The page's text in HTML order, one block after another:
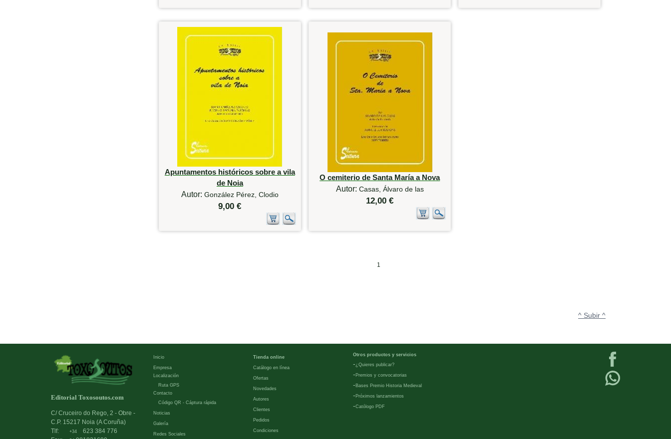
Apuntamentos históricos sobre a vila
de Noia
Autor: González Pérez, Clodio
9,00 €
O cemiterio de Santa María a Nova
Autor: Casas, Álvaro de las
12,00 €
1
^ Subir ^
Editorial Toxosoutos.com
C/ Cruceiro do Rego, 2 - Obre -
C.P. 15217 Noia (A Coruña)
Tlf:
+34
623 384 776
Inicio
Empresa
Localización
Ruta GPS
Contacto
Código QR - Cáptura rápida
Noticias
Galería
Redes Sociales
Tienda online
Catálogo en línea
Ofertas
Novedades
Autores
Clientes
Pedidos
Condiciones
Otros productos y servicios
-¿Quieres publicar?
- Premios y convocatorias
- Bases Premio Historia Medieval
- Próximos lanzamientos
-Católogo PDF